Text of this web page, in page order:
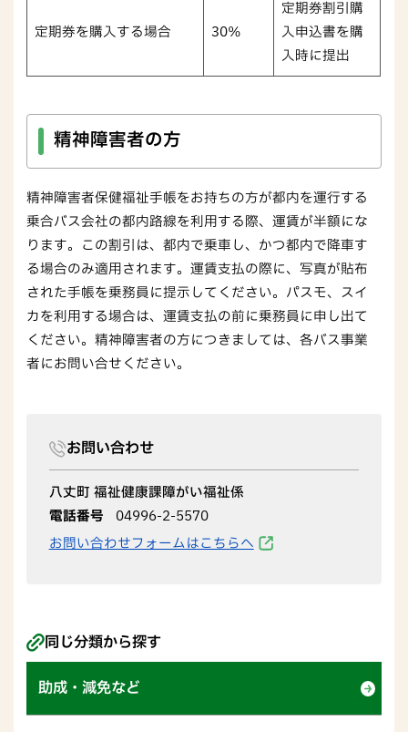
定期券を購入する場合 30％
定期券割引購
入申込書を購
入時に提出
精神障害者の方
精神障害者保健福祉手帳をお持ちの方が都内を運行する
乗合バス会社の都内路線を利用する際、運賃が半額にな
ります。この割引は、都内で乗車し、かつ都内で降車す
る場合のみ適用されます。運賃支払の際に、写真が貼布
された手帳を乗務員に提示してください。パスモ、スイ
カを利用する場合は、運賃支払の前に乗務員に申し出て
ください。精神障害者の方につきましては、各バス事業
者にお問い合せください。
お問い合わせ
八丈町 福祉健康課障がい福祉係
電話番号
04996-2-5570
お問い合わせフォームはこちらへ
同じ分類から探す
助成・減免など